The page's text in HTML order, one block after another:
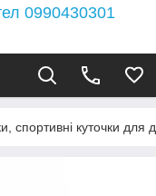
0990430301
спортивні куточки для